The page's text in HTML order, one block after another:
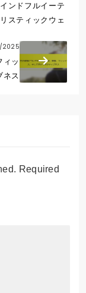
ンドフルイーテ
スティックウェ
2025
ッ
ネス
Required